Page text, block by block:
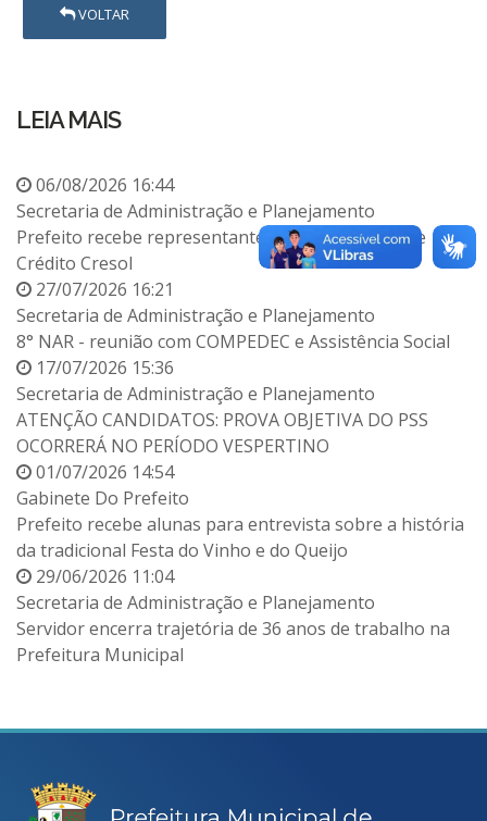
VOLTAR
LEIA MAIS
06/08/2026 16:44
Secretaria de Administração e Planejamento
Prefeito recebe representantes da Cooperativa de
Crédito Cresol
27/07/2026 16:21
Secretaria de Administração e Planejamento
8° NAR - reunião com COMPEDEC e Assistência Social
17/07/2026 15:36
Secretaria de Administração e Planejamento
ATENÇÃO CANDIDATOS: PROVA OBJETIVA DO PSS
OCORRERÁ NO PERÍODO VESPERTINO
01/07/2026 14:54
Gabinete Do Prefeito
Prefeito recebe alunas para entrevista sobre a história
da tradicional Festa do Vinho e do Queijo
29/06/2026 11:04
Secretaria de Administração e Planejamento
Servidor encerra trajetória de 36 anos de trabalho na
Prefeitura Municipal